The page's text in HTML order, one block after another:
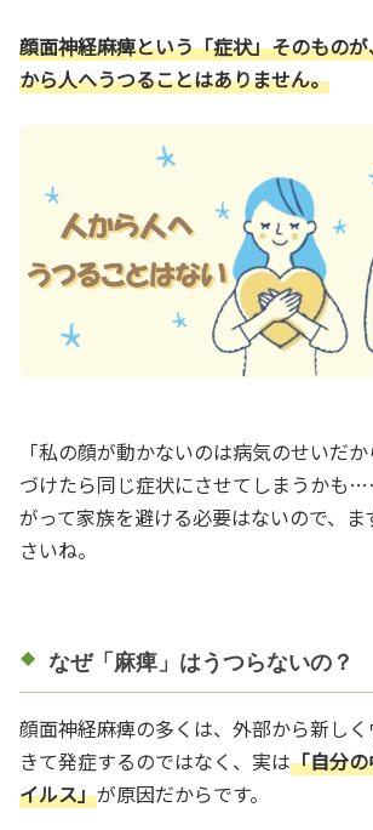
顔面神経麻痺という「症状」そのもの
から人へうつることはありません。
「私の顔が動かないのは病気のせいだ
づけたら同じ症状にさせてしまうかも
がって家族を避ける必要はないので、
さいね。
なぜ「麻痺」はうつらないの？
顔面神経麻痺の多くは、外部から新し
きて発症するのではなく、実は「自分
イルス」が原因だからです。